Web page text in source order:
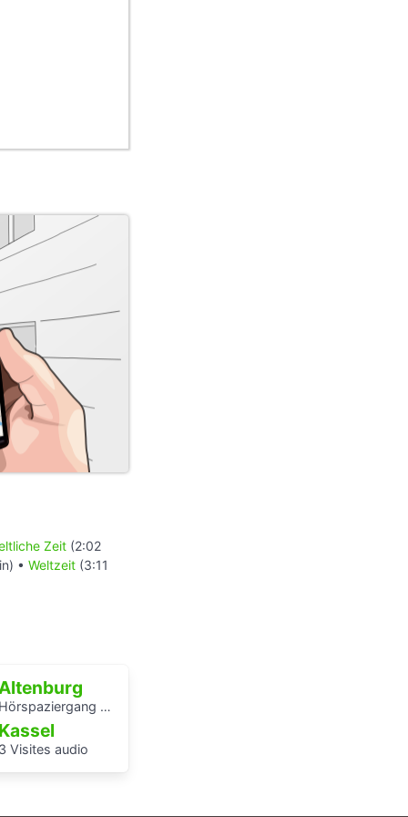
Zeit (2:02
• Weltzeit (3:11
Jüdische Geschichte in Altenburg
Visites audio